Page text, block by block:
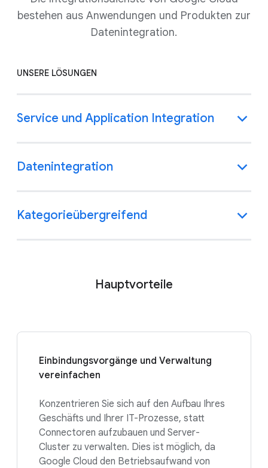
bestehen aus Anwendungen und Produkten zur
Datenintegration.
UNSERE LÖSUNGEN
Service und Application Integration
Datenintegration
Kategorieübergreifend
Hauptvorteile
Einbindungsvorgänge und Verwaltung
vereinfachen
Konzentrieren Sie sich auf den Aufbau Ihres
Geschäfts und Ihrer IT-Prozesse, statt
Connectoren aufzubauen und Server-
Cluster zu verwalten. Dies ist möglich, da
Google Cloud den Betriebsaufwand von